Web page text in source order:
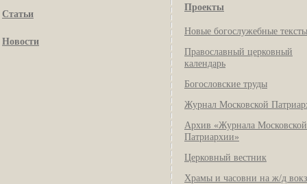
Статьи
Новости
Проекты
Новые богослужебные тексты
Православный церковный
календарь
Богословские труды
Журнал Московской
Архив «Журнала Московской
Патриархии»
Церковный вестник
Храмы и часовни на ж/д